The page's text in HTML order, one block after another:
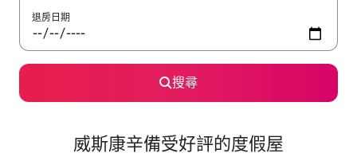
退房日期
搜尋
威斯康辛備受好評的度假屋